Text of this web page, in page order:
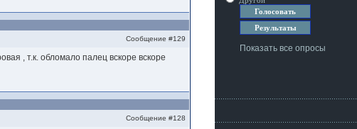
Сообщение #129
, т.к. обломало палец вскоре вскоре
Сообщение #128
Показать все опросы